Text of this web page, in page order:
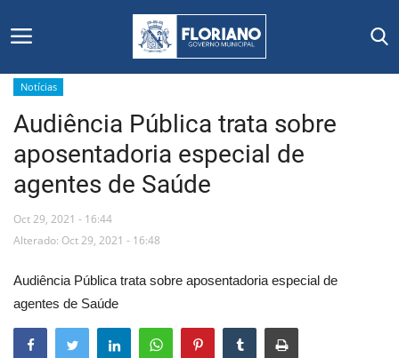
Início
Editais
Floriano
Mural de Licitações
Notícias
Notícias
Audiência Pública trata sobre
aposentadoria especial de
agentes de Saúde
Oct 29, 2021 - 16:44
Alterado: Oct 29, 2021 - 16:48
Audiência Pública trata sobre aposentadoria especial de
agentes de Saúde